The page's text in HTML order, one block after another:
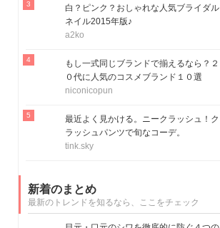
白？ピンク？おしゃれな人気ブライダル
ネイル2015年版♪
a2ko
もし一式同じブランドで揃えるなら？２
０代に人気のコスメブランド１０選
niconicopun
最近よく見かける。ニークラッシュ！ク
ラッシュパンツで旬なコーデ。
tink.sky
新着のまとめ
最新のトレンドを知るなら、ここをチェック